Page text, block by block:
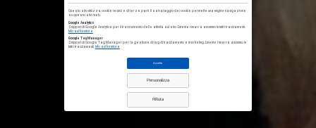
Questo sito utilizza cookie tecnici e di terze parti. Il salvataggio dei cookie permette una miglior navigazione
su questo sito web.
Google Analytics
Snippet di Google Analytics per il tracciamento delle attività sul sito. L'utente rimarrà anonimo in tutti i tracciamenti.
Info sul fornitore
Google Tag Manager
Snippet di Google Tag Manager per la gestione di tag di tracciamento e marketing. L'utente rimarrà anonimo in
tutti i tracciamenti. Info sul fornitore
Accetta
Personalizza
Rifiuta